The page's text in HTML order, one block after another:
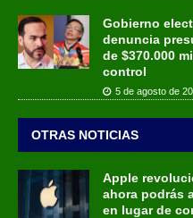
Gobierno
denuncia
de $370.000
control
5 de agosto de
OTRAS NOTICIAS
Apple
ahora podrás
en lugar de